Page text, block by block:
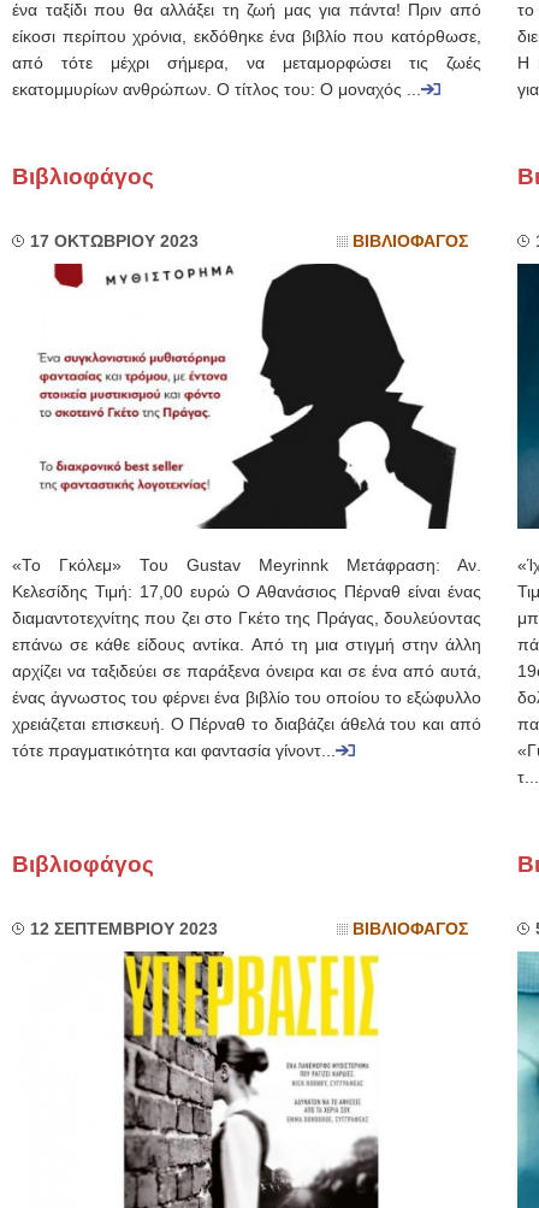
ένα ταξίδι που θα αλλάξει τη ζωή μας για πάντα! Πριν από
είκοσι περίπου χρόνια, εκδόθηκε ένα βιβλίο που κατόρθωσε,
από τότε μέχρι σήμερα, να μεταμορφώσει τις ζωές
εκατομμυρίων ανθρώπων. Ο τίτλος του: Ο μοναχός ...
το
Η
Βιβλιοφάγος
17 ΟΚΤΩΒΡΙΟΥ 2023 ΒΙΒΛΙΟΦΑΓΟΣ
«Το Γκόλεμ» Του Gustav Meyrinnk Μετάφραση: Αν.
Κελεσίδης Τιμή: 17,00 ευρώ Ο Αθανάσιος Πέρναθ είναι ένας
διαμαντοτεχνίτης που ζει στο Γκέτο της Πράγας, δουλεύοντας
επάνω σε κάθε είδους αντίκα. Από τη μια στιγμή στην άλλη
αρχίζει να ταξιδεύει σε παράξενα όνειρα και σε ένα από αυτά,
ένας άγνωστος του φέρνει ένα βιβλίο του οποίου το εξώφυλλο
χρειάζεται επισκευή. Ο Πέρναθ το διαβάζει άθελά του και από
τότε πραγματικότητα και φαντασία γίνοντ...
τ...
Βιβλιοφάγος
12 ΣΕΠΤΕΜΒΡΙΟΥ 2023 ΒΙΒΛΙΟΦΑΓΟΣ